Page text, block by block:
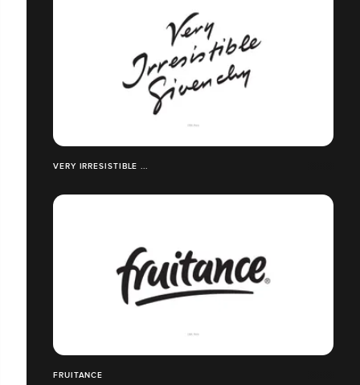
VERY IRRESISTIBLE ...
FRUITANCE